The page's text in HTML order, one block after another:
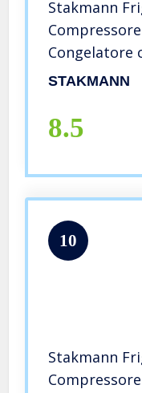
Stakmann
Congelatore
e Manici
Viaggi,
STAKMANN
8.5
10
Stakmann